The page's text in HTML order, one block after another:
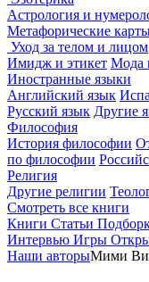
Астрология и
Метафорические
Уход за телом и лицом
Имидж и этикет Мода
Иностранные языки
Английский язык
Русский язык Другие
Философия
История философии
по философии
Религия
Другие религии
Смотреть все книги
Книги Статьи
Интервью Игры
Наши авторыМими